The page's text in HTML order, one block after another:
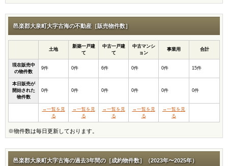
邑楽郡大泉町大字古海の不動産［販売物件数］
土地
新築一戸建
て
中古一戸建
て
中古マンシ
ョン
事業用 合計
現在販売中
の物件数
9件 0件 6件 0件 0件 15件
本日販売が
開始された
物件数
0件 0件 0件 0件 0件 0件
→一覧を見
る
→一覧を見
る
→一覧を見
る
→一覧を見
る
→一覧を見
る
※物件数は毎日更新しております。
邑楽郡大泉町大字古海の過去3年間の［成約物件数］（2023年〜2025年）